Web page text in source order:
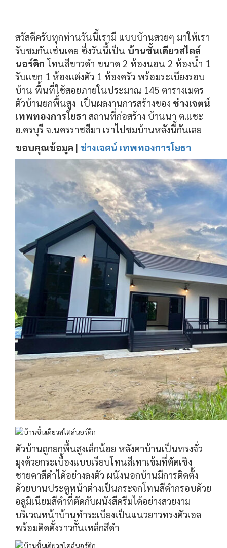
สวัสดีครับทุกท่านวันนี้เรามี แบบบ้านสวยๆ มาให้เรา
รับชมกันเช่นเคย ซึ่งวันนี้เป็น บ้านชั้นเดียวสไตล์
นอร์ดิก โทนสีขาวดำ ขนาด 2 ห้องนอน 2 ห้องน้ำ 1
รับแขก 1 ห้องแต่งตัว 1 ห้องครัว พร้อมระเบียงรอบ
บ้าน พื้นที่ใช้สอยภายในประมาณ 145 ตารางเมตร
ตัวบ้านยกพื้นสูง เป็นผลงานการสร้างของ ช่างเจตน์
เทพทองการโยธา สถานที่ก่อสร้าง บ้านนา ต.แชะ
อ.ครบุรี จ.นครราชสีมา เราไปชมบ้านหลังนี้กันเลย
ขอบคุณข้อมูล | ช่างเจตน์ เทพทองการโยธา
ตัวบ้านถูกยกพื้นสูงเล็กน้อย หลังคาบ้านเป็นทรงจั่ว
มุงด้วยกระเบื้องแบบเรียบโทนสีเทาเข้มที่ตัดเชิง
ชายคาสีดำได้อย่างลงตัว ผนังนอกบ้านมีการติดตั้ง
ด้วยบานประตูหน้าต่างเป็นกระจกโทนสีดำกรอบด้วย
อลูมิเนียมสีดำที่ตัดกับผนังสีครีมได้อย่างสวยงาม
บริเวณหน้าบ้านทำระเบียงเป็นแนวยาวทรงตัวเอล
พร้อมติดตั้งราวกั้นเหล็กสีดำ